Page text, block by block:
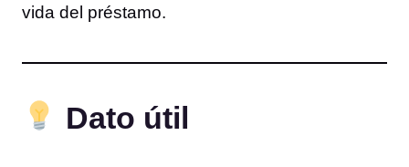
vida del préstamo.
Dato útil